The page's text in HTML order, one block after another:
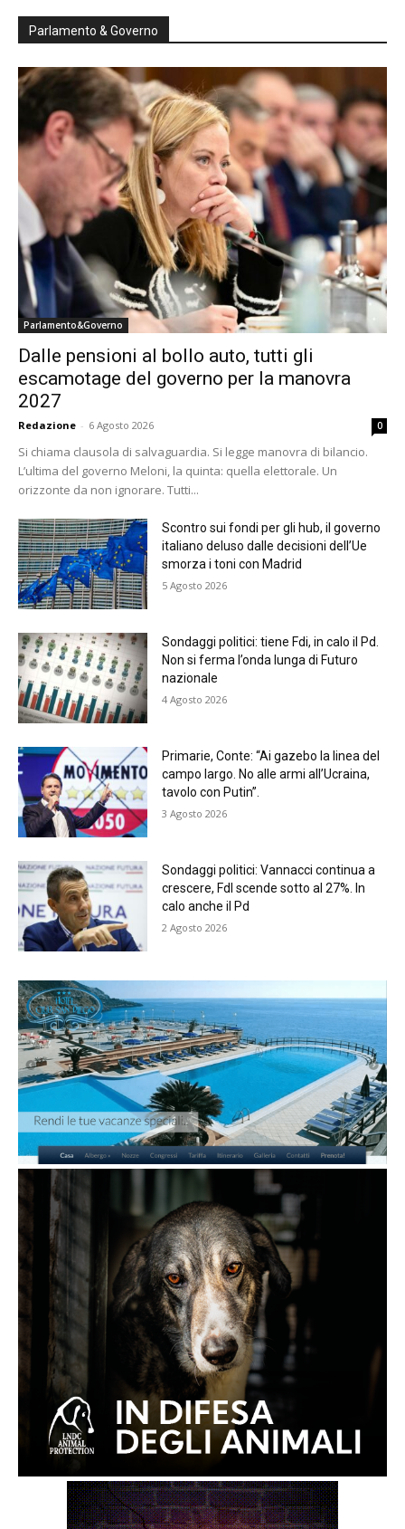
Parlamento & Governo
Parlamento&Governo
Dalle pensioni al bollo auto, tutti gli
escamotage del governo per la manovra
2027
Redazione - 6 Agosto 2026 0
Si chiama clausola di salvaguardia. Si legge manovra di bilancio.
L’ultima del governo Meloni, la quinta: quella elettorale. Un
orizzonte da non ignorare. Tutti...
Scontro sui fondi per gli hub, il governo
italiano deluso dalle decisioni dell’Ue
smorza i toni con Madrid
5 Agosto 2026
Sondaggi politici: tiene Fdi, in calo il Pd.
Non si ferma l’onda lunga di Futuro
nazionale
4 Agosto 2026
Primarie, Conte: “Ai gazebo la linea del
campo largo. No alle armi all’Ucraina,
tavolo con Putin”.
3 Agosto 2026
Sondaggi politici: Vannacci continua a
crescere, FdI scende sotto al 27%. In
calo anche il Pd
2 Agosto 2026